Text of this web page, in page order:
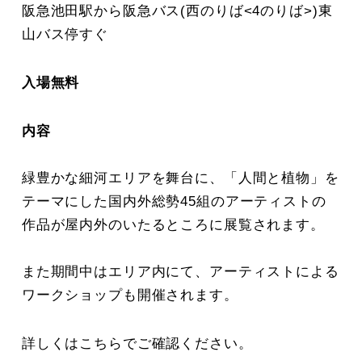
阪急池田駅から阪急バス(西のりば<4のりば>)東
山バス停すぐ
入場無料
内容
緑豊かな細河エリアを舞台に、「人間と植物」を
テーマにした国内外総勢45組のアーティストの
作品が屋内外のいたるところに展覧されます。
また期間中はエリア内にて、アーティストによる
ワークショップも開催されます。
詳しくはこちらでご確認ください。